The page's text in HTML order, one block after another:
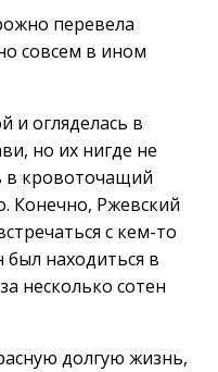
перевела
совсем в ином
и огляделась в
но их нигде не
в кровоточащий
Конечно, Ржевский
с кем-то
находиться в
несколько сотен
долгую жизнь,